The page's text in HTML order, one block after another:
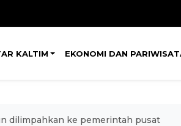
KALTIM EKONOMI DAN
dilimpahkan ke pemerintah pusat